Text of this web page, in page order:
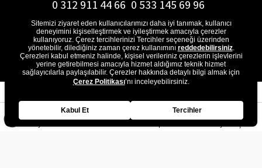
0 312 911 44 66 0 533 145 69 96
E-Posta Adresi :
musterihizmetleri@gon.com.tr
Sitemizi ziyaret eden kullanıcılarımızı daha iyi tanımak, kullanıcı
deneyimini kişiselleştirmek ve iyileştirmek amacıyla çerezler
kullanıyoruz. Çerez tercihlerinizi Tercihler seçeneği üzerinden
yönetebilir, dilediğiniz zaman çerez kullanımını reddedebilirsiniz.
Çerezleri kabul etmeniz halinde, kişisel verileriniz çerezlerin işlevlerini
yerine getirebilmesi amacıyla hizmet aldığımız teknik hizmet
sağlayıcılarla paylaşılabilir. Çerezler hakkında detaylı bilgi almak için
Çerez Politikası’nı inceleyebilirsiniz.
Kabul Et Tercihler